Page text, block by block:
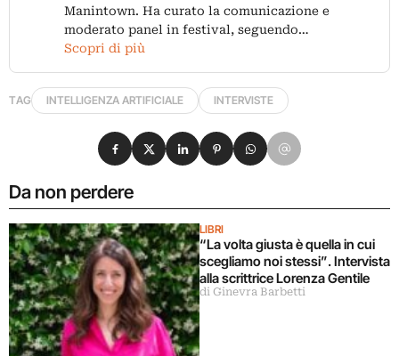
Manintown. Ha curato la comunicazione e
moderato panel in festival, seguendo…
Scopri di più
TAG INTELLIGENZA ARTIFICIALE INTERVISTE
Da non perdere
LIBRI
“La volta giusta è quella in cui
scegliamo noi stessi”. Intervista
alla scrittrice Lorenza Gentile
di Ginevra Barbetti
Condividi su Facebook
Condividi su X
Condividi su LinkedIn
Condividi su Pinterest
Condividi su WhatsApp
Condividi su Email